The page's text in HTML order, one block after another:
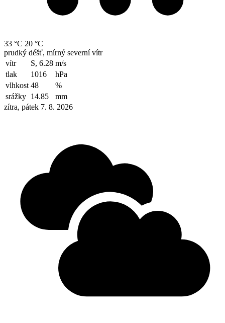
33 °C 20 °C
prudký déšť, mírný severní vítr
vítr
S, 6.28 m/s
tlak
1016
hPa
vlhkost 48
%
srážky 14.85
mm
zítra, pátek 7. 8. 2026